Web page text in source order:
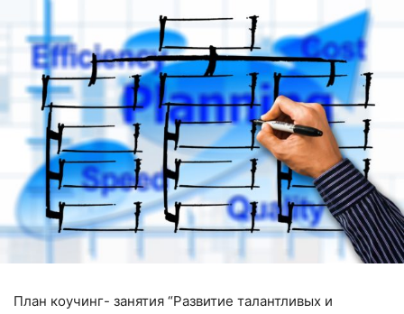
План коучинг- занятия “Развитие талантливых и